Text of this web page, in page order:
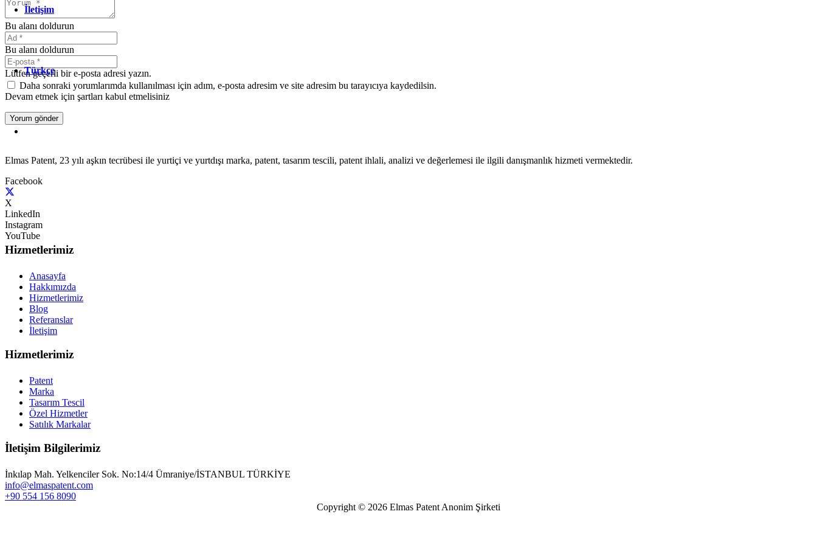
İletişim
Türkçe
Bu alanı doldurun
Bu alanı doldurun
Lütfen geçerli bir e-posta adresi yazın.
Daha sonraki yorumlarımda kullanılması için adım, e-posta adresim ve site adresim bu tarayıcıya kaydedilsin.
Devam etmek için şartları kabul etmelisiniz
Yorum gönder
Elmas Patent, 23 yılı aşkın tecrübesi ile yurtiçi ve yurtdışı marka, patent, tasarım tescili, patent ihlali, analizi ve değerlemesi ile ilgili danışmanlık hizmeti vermektedir.
Facebook
X
LinkedIn
Instagram
YouTube
Hizmetlerimiz
Anasayfa
Hakkımızda
Hizmetlerimiz
Blog
Referanslar
İletişim
Hizmetlerimiz
Patent
Marka
Tasarım Tescil
Özel Hizmetler
Satılık Markalar
İletişim Bilgilerimiz
İnkılap Mah. Yelkenciler Sok. No:14/4 Ümraniye/İSTANBUL TÜRKİYE
info@elmaspatent.com
+90 554 156 8090
Copyright © 2026 Elmas Patent Anonim Şirketi